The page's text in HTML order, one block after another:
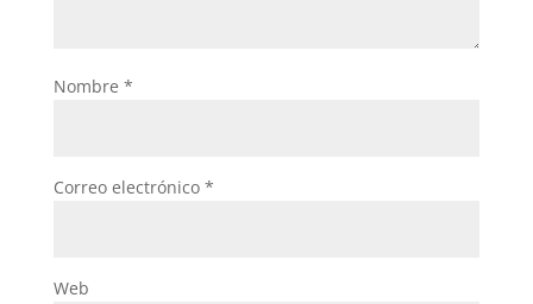
Nombre *
Correo electrónico *
Web